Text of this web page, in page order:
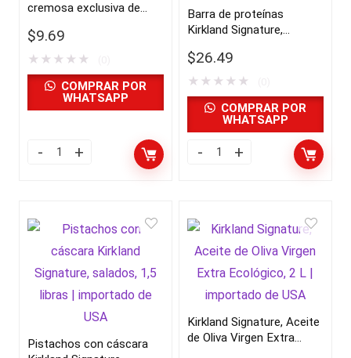
cremosa exclusiva de
importado de USA
$9.69
★ ★ ★ ★ ★
COMPRAR POR
WHATSAPP
Barra de proteínas
Kirkland Signature,
20 unidades | importado
de USA
$26.49
★ ★ ★ ★ ★
COMPRAR POR
WHATSAPP
Pistachos con cáscara
Kirkland Signature, Aceite
de Oliva Virgen Extra